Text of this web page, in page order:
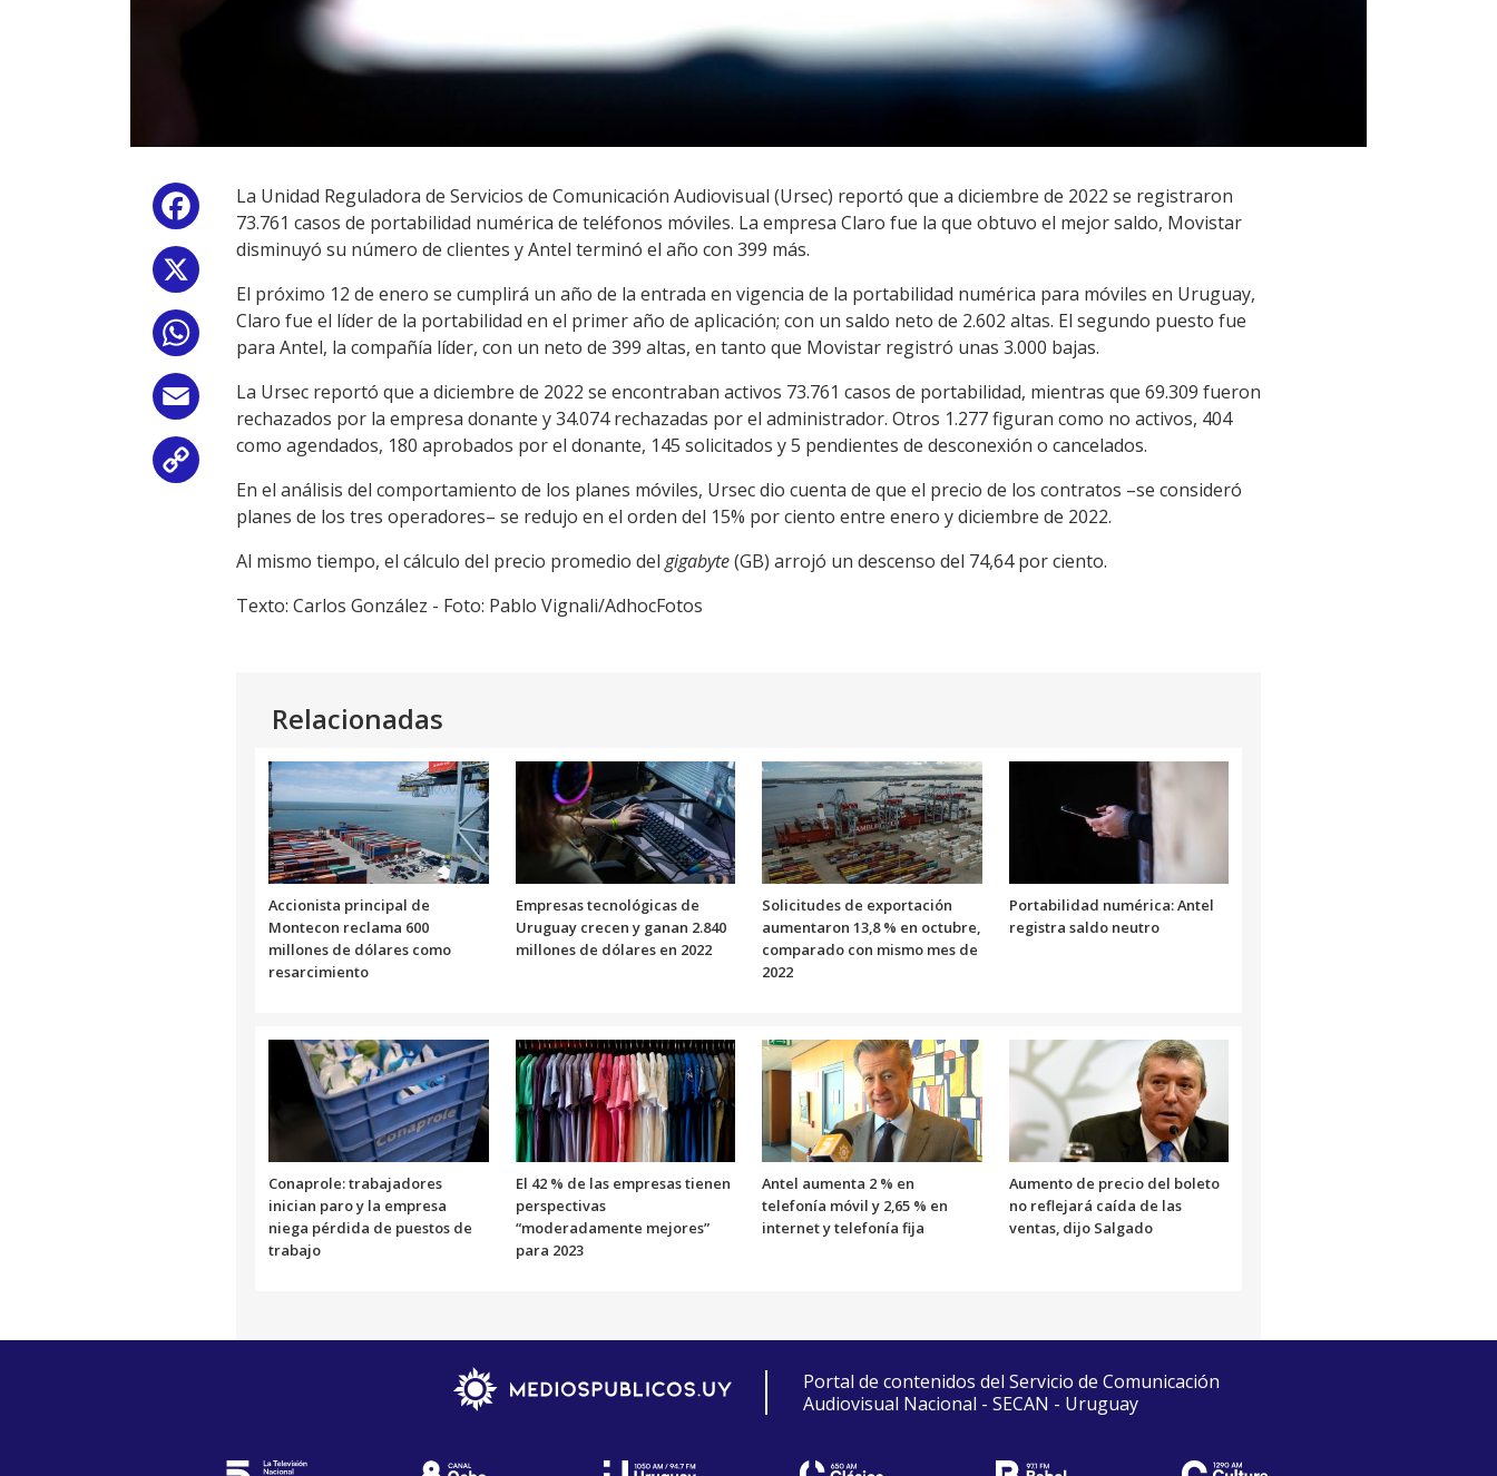
Facebook
WhatsApp
Email
Link
La Unidad Reguladora de Servicios de Comunicación Audiovisual (Ursec) reportó que a diciembre de 2022 se registraron
73.761 casos de portabilidad numérica de teléfonos móviles. La empresa Claro fue la que obtuvo el mejor saldo, Movistar
disminuyó su número de clientes y Antel terminó el año con 399 más.
El próximo 12 de enero se cumplirá un año de la entrada en vigencia de la portabilidad numérica para móviles en Uruguay,
Claro fue el líder de la portabilidad en el primer año de aplicación; con un saldo neto de 2.602 altas. El segundo puesto fue
para Antel, la compañía líder, con un neto de 399 altas, en tanto que Movistar registró unas 3.000 bajas.
La Ursec reportó que a diciembre de 2022 se encontraban activos 73.761 casos de portabilidad, mientras que 69.309 fueron
rechazados por la empresa donante y 34.074 rechazadas por el administrador. Otros 1.277 figuran como no activos, 404
como agendados, 180 aprobados por el donante, 145 solicitados y 5 pendientes de desconexión o cancelados.
En el análisis del comportamiento de los planes móviles, Ursec dio cuenta de que el precio de los contratos –se consideró
planes de los tres operadores– se redujo en el orden del 15% por ciento entre enero y diciembre de 2022.
Al mismo tiempo, el cálculo del precio promedio del gigabyte(GB) arrojó un descenso del 74,64 por ciento.
Texto: Carlos González - Foto: Pablo Vignali/AdhocFotos
Relacionadas
Accionista principal de
Montecon reclama 600
millones de dólares como
resarcimiento
Empresas tecnológicas de
Uruguay crecen y ganan 2.840
millones de dólares en 2022
Solicitudes de exportación
aumentaron 13,8 % en octubre,
comparado con mismo mes de
2022
Portabilidad numérica: Antel
registra saldo neutro
Conaprole: trabajadores
inician paro y la empresa
niega pérdida de puestos de
trabajo
El 42 % de las empresas tienen
perspectivas
“moderadamente mejores”
para 2023
Antel aumenta 2 % en
telefonía móvil y 2,65 % en
internet y telefonía fija
Aumento de precio del boleto
no reflejará caída de las
ventas, dijo Salgado
Portal de contenidos del Servicio de Comunicación
Audiovisual Nacional - SECAN - Uruguay